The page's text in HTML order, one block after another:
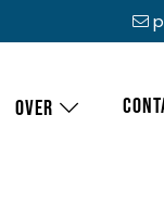
Over